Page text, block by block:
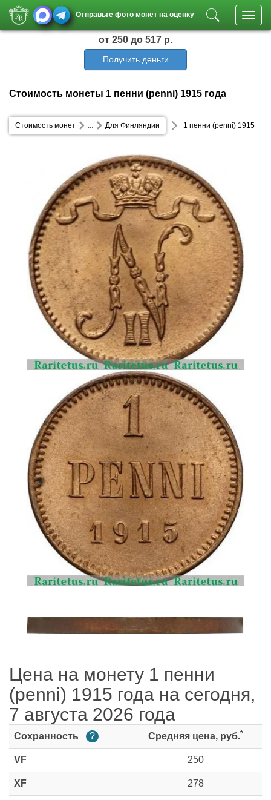
Отправьте фото монет на оценку
от 250 до 517 р.
Получить деньги
Стоимость монеты 1 пенни (penni) 1915 года
Стоимость монет Для Финляндии
... 1 пенни (penni) 1915
Цена на монету 1 пенни
(penni) 1915 года на сегодня,
7 августа 2026 года
Сохранность ? Средняя цена, руб.*
VF 250
XF 278